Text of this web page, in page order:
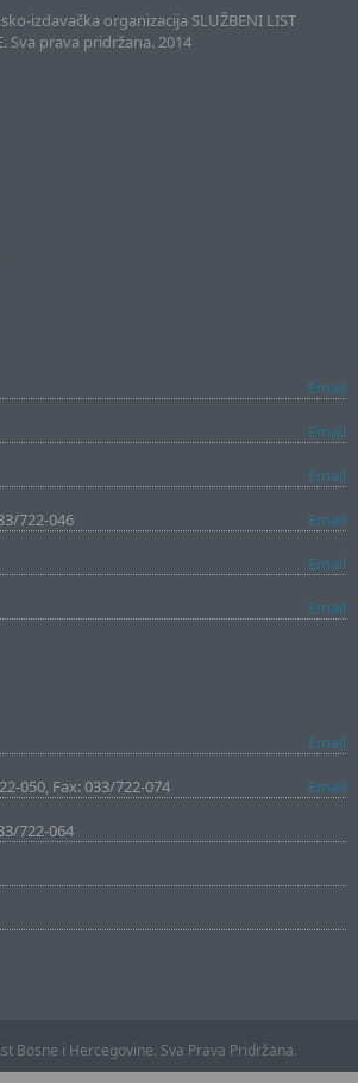
izdavačka organizacija SLUŽBENI LIST
Sva prava pridržana. 2014
Email
Email
Email
722-046
Email
Email
Email
Email
050, Fax: 033/722-074
Email
722-064
Bosne i Hercegovine. Sva Prava Pridržana.